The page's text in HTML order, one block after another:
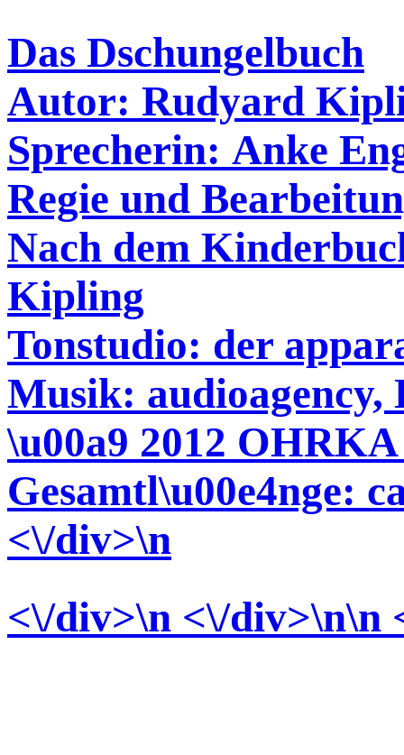
Das Dschungelbuch
Autor: Rudyard
Sprecherin: Anke
Regie und
Nach dem
Kipling
Tonstudio: der
Musik:
\u00a9 2012
Gesamtl\u00e4nge:
<\/div>\n
<\/div>\n <\/div>\n\n